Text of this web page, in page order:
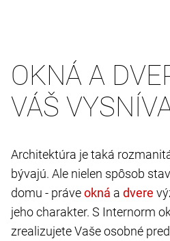
OKNÁ A
VÁŠ
Architektúra je taká
bývajú. Ale nielen spôsob
domu - práve
a
jeho charakter. S Internorm
zrealizujete Vaše osobné